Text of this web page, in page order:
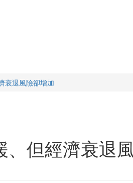
衰退風險卻增加
但經濟衰退